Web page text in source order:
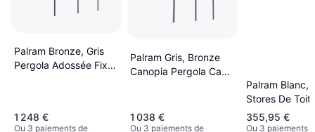
Palram Bronze, Gris
Pergola Adossée Fixe
1 248 €
Ou 3 paiements de
Palram Gris, Bronze
Canopia Pergola Capri
1 038 €
Ou 3 paiements de
Palram Blanc,
Stores De Toit
5.2 m Blanc
355,95 €
Ou 3 paiements